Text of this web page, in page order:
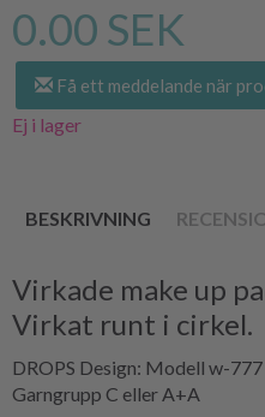
0.00 SEK
Få ett meddelande när
Ej i lager
BESKRIVNING
Virkade make up
Virkat runt i cirkel.
DROPS Design: Modell w-777
Garngrupp C eller A+A